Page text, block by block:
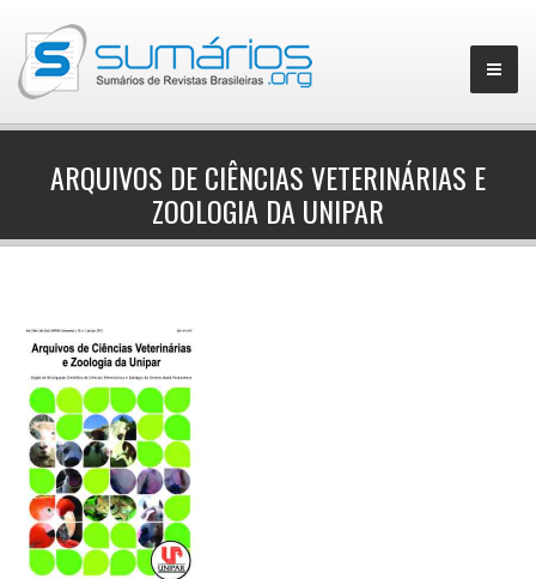
ARQUIVOS DE CIÊNCIAS VETERINÁRIAS E
ZOOLOGIA DA UNIPAR